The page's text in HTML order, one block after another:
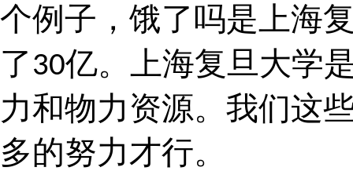
个例子，饿了吗是上海
了30亿。上海复旦大学
力和物力资源。我们这
多的努力才行。